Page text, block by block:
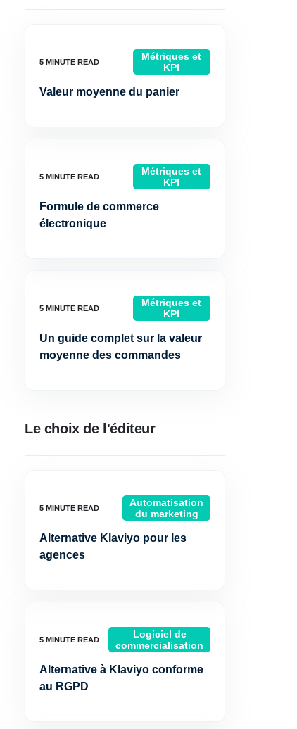
Métriques et
KPI
Valeur moyenne du panier
Métriques et
KPI
Formule de commerce
électronique
Métriques et
KPI
Un guide complet sur la valeur
moyenne des commandes
Le choix de l'éditeur
Automatisation
du marketing
Alternative Klaviyo pour les
agences
Logiciel de
commercialisation
Alternative à Klaviyo conforme
au RGPD